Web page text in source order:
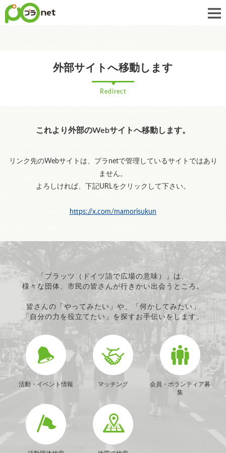
外部サイトへ移動します
Redirect
これより外部のWebサイトへ移動します。
リンク先のWebサイトは、プラnetで管理しているサイトではあり
ません。
よろしければ、下記URLをクリックして下さい。
https://x.com/mamorisukun
「プラッツ（ドイツ語で広場の意味）」は、
様々な団体、市民の皆さんが行きかい出会うところ。
皆さんの「やってみたい」や、「何かしてみたい」
「自分の力を役立てたい」を探すお手伝いをします。
活動・イベント情報 マッチング
会員・ボランティア募
集